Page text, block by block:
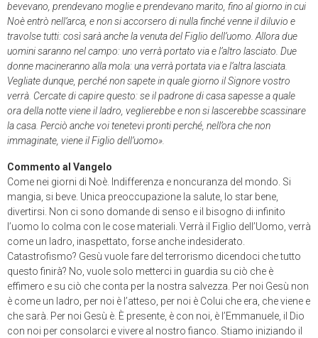
bevevano, prendevano moglie e prendevano marito, fino al giorno in cui
Noè entrò nell’arca, e non si accorsero di nulla finché venne il diluvio e
travolse tutti: così sarà anche la venuta del Figlio dell’uomo. Allora due
uomini saranno nel campo: uno verrà portato via e l’altro lasciato. Due
donne macineranno alla mola: una verrà portata via e l’altra lasciata.
Vegliate dunque, perché non sapete in quale giorno il Signore vostro
verrà. Cercate di capire questo: se il padrone di casa sapesse a quale
ora della notte viene il ladro, veglierebbe e non si lascerebbe scassinare
la casa. Perciò anche voi tenetevi pronti perché, nell’ora che non
immaginate, viene il Figlio dell’uomo».
Commento al Vangelo
Come nei giorni di Noè. Indifferenza e noncuranza del mondo. Si
mangia, si beve. Unica preoccupazione la salute, lo star bene,
divertirsi. Non ci sono domande di senso e il bisogno di infinito
l’uomo lo colma con le cose materiali. Verrà il Figlio dell’Uomo, verrà
come un ladro, inaspettato, forse anche indesiderato.
Catastrofismo? Gesù vuole fare del terrorismo dicendoci che tutto
questo finirà? No, vuole solo metterci in guardia su ciò che è
effimero e su ciò che conta per la nostra salvezza. Per noi Gesù non
è come un ladro, per noi è l’atteso, per noi è Colui che era, che viene e
che sarà. Per noi Gesù è. È presente, è con noi, è l’Emmanuele, il Dio
con noi per consolarci e vivere al nostro fianco. Stiamo iniziando il